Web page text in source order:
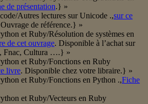
de présentation.} »
Autres lectures sur Unicode .,sur ce
de référence.} »
et Ruby/Résolution de systèmes en
de cet ouvrage. Disponible à l’achat sur
Fnac, Cultura ….} »
et Ruby/Fonctions en Ruby
livre. Disponible chez votre libraire.} »
et Ruby/Fonctions en Python .,Fiche
et Ruby/Vecteurs en Ruby